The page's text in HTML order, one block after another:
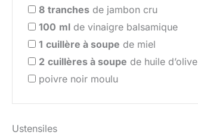
8 tranches de jambon cru
100 ml de vinaigre balsamique
1 cuillère à soupe de miel
2 cuillères à soupe de huile d’olive
poivre noir moulu
Ustensiles